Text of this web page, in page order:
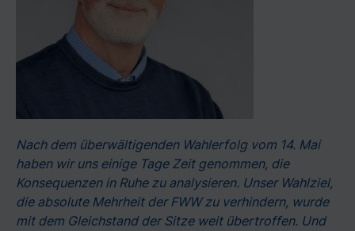
Nach dem überwältigenden Wahlerfolg vom 14. Mai
haben wir uns einige Tage Zeit genommen, die
Konsequenzen in Ruhe zu analysieren. Unser Wahlziel,
die absolute Mehrheit der FWW zu verhindern, wurde
mit dem Gleichstand der Sitze weit übertroffen. Und